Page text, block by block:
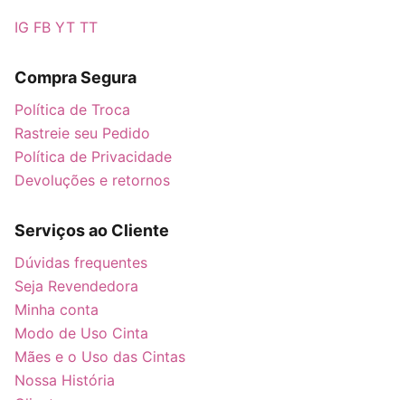
IG FB YT TT
Compra Segura
Política de Troca
Rastreie seu Pedido
Política de Privacidade
Devoluções e retornos
Serviços ao Cliente
Dúvidas frequentes
Seja Revendedora
Minha conta
Modo de Uso Cinta
Mães e o Uso das Cintas
Nossa História